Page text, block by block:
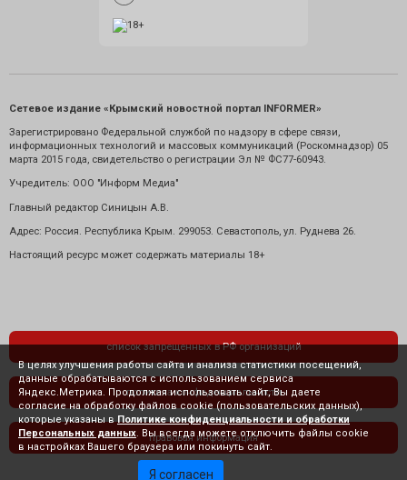
Сетевое издание «Крымский новостной портал INFORMER»
Зарегистрировано Федеральной службой по надзору в сфере связи,
информационных технологий и массовых коммуникаций (Роскомнадзор) 05
марта 2015 года, свидетельство о регистрации Эл № ФС77-60943.
Учредитель: ООО "Информ Медиа"
Главный редактор Синицын А.В.
Адрес: Россия. Республика Крым. 299053. Севастополь, ул. Руднева 26.
Настоящий ресурс может содержать материалы 18+
список запрещенных в РФ организаций
политика конфиденциальности
правовая информация
В целях улучшения работы сайта и анализа статистики посещений,
данные обрабатываются с использованием сервиса
Яндекс.Метрика. Продолжая использовать сайт, Вы даете
согласие на обработку файлов cookie (пользовательских данных),
которые указаны в Политике конфиденциальности и обработки
Персональных данных . Вы всегда можете отключить файлы cookie
в настройках Вашего браузера или покинуть сайт.
Я согласен